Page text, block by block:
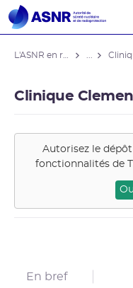
Clinique
Autorisez le
fonctionnalités de
En bref